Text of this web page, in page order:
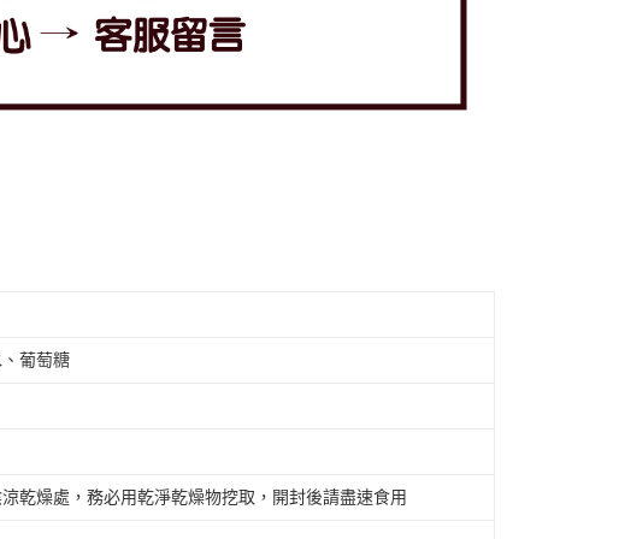
葡萄糖
乾燥處，務必用乾淨乾燥物挖取，開封後請盡速食用